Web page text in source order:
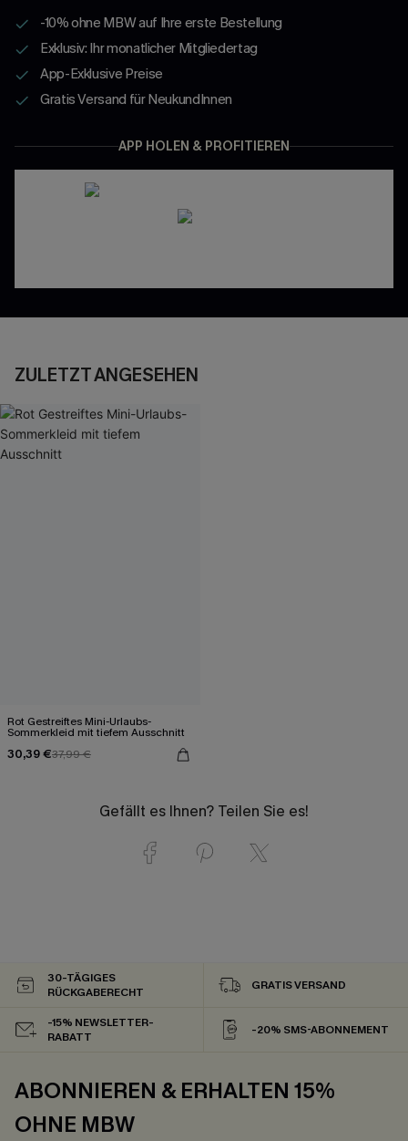
-10% ohne MBW auf Ihre erste Bestellung
Exklusiv: Ihr monatlicher Mitgliedertag
App-Exklusive Preise
Gratis Versand für NeukundInnen
APP HOLEN & PROFITIEREN
ZULETZT ANGESEHEN
Rot Gestreiftes Mini-Urlaubs-
Sommerkleid mit tiefem Ausschnitt
30,39 €37,99 €
Gefällt es Ihnen? Teilen Sie es!
30-TÄGIGES
RÜCKGABERECHT
GRATIS VERSAND
-15% NEWSLETTER-
RABATT
-20% SMS-ABONNEMENT
ABONNIEREN & ERHALTEN 15%
OHNE MBW